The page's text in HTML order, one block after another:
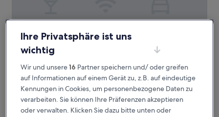
Kobe Luminous Hotel Sannomiya
Kobe Luminous Hotel Sannomiya
3.0-
Sterne-
Unterkunft
Sannomiya, 3,1 km von Bahnhof Kōbe Ojikoen entfernt
8.8
von
10,
Hervorragend,
(1.038
Bewertungen)
8,8/10 Hervorragend (1.038 Bewertungen)
Der
Preis
beträgt
52 €
HOTEL SUI KOBE SANNOMIYA by ABEST
Ihre Privatsphäre ist uns
wichtig
Wir und unsere16 Partner speichern und/ oder greifen
auf Informationen auf einem Gerät zu, z.B. auf eindeutige
Kennungen in Cookies, um personenbezogene Daten zu
verarbeiten. Sie können Ihre Präferenzen akzeptieren
oder verwalten. Klicken Sie dazu bitte unten oder